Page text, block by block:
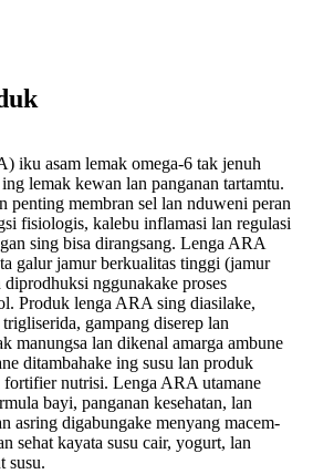
iku asam lemak omega-6 tak jenuh
lemak kewan lan panganan tartamtu.
penting membran sel lan nduweni peran
fisiologis, kalebu inflamasi lan regulasi
sing bisa dirangsang. Lenga ARA
galur jamur berkualitas tinggi (jamur
nggunakake proses
Produk lenga ARA sing diasilake,
gampang diserep lan
manungsa lan dikenal amarga ambune
ditambahake ing susu lan produk
nutrisi. Lenga ARA utamane
bayi, panganan kesehatan, lan
asring digabungake menyang macem-
sehat kayata susu cair, yogurt, lan
susu.